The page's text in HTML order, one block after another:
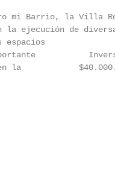
mi Barrio, la Villa
la ejecución de
espacios
la